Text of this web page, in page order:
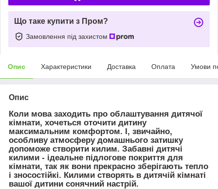
Що таке купити з Пром?
Замовлення під захистом
Опис Характеристики Доставка Оплата Умови
Опис
Коли мова заходить про облаштування дитячої
кімнати, хочеться оточити дитину
максимальним комфортом. І, звичайно,
особливу атмосферу домашнього затишку
допоможе створити килим. Забавні дитячі
килими - ідеальне підлогове покриття для
кімнати, так як вони прекрасно зберігають тепло
і зносостійкі. Килими створять в дитячій кімнаті
вашої дитини сонячний настрій.